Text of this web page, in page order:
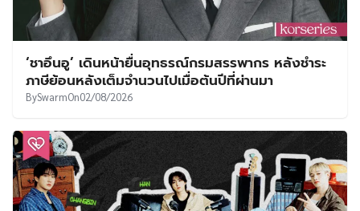
‘ชาอึนอู’ เดินหน้ายื่นอุทธรณ์กรมสรรพากร หลังชำระ
ภาษีย้อนหลังเต็มจำนวนไปเมื่อต้นปีที่ผ่านมา
BySwarmOn02/08/2026